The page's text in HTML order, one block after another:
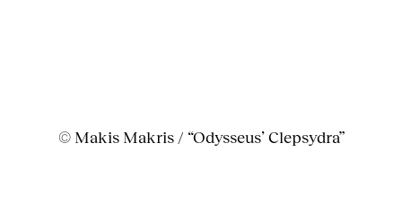
© Makis Makris / “Odysseus’ Clepsydra”